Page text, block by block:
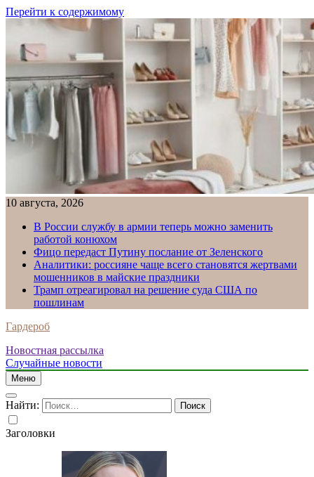
Перейти к содержимому
10 августа, 2026
В России службу в армии теперь можно заменить
работой конюхом
Фицо передаст Путину послание от Зеленского
Аналитики: россияне чаще всего становятся жертвами
мошенников в майские праздники
Трамп отреагировал на решение суда США по
пошлинам
Гардероб
Новостная рассылка
Случайные новости
Меню
Найти:
Заголовки